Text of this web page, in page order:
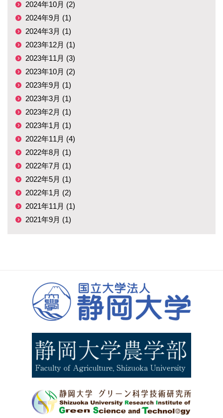
2024年10月 (2)
2024年9月 (1)
2024年3月 (1)
2023年12月 (1)
2023年11月 (3)
2023年10月 (2)
2023年9月 (1)
2023年3月 (1)
2023年2月 (1)
2023年1月 (1)
2022年11月 (4)
2022年8月 (1)
2022年7月 (1)
2022年5月 (1)
2022年1月 (2)
2021年11月 (1)
2021年9月 (1)